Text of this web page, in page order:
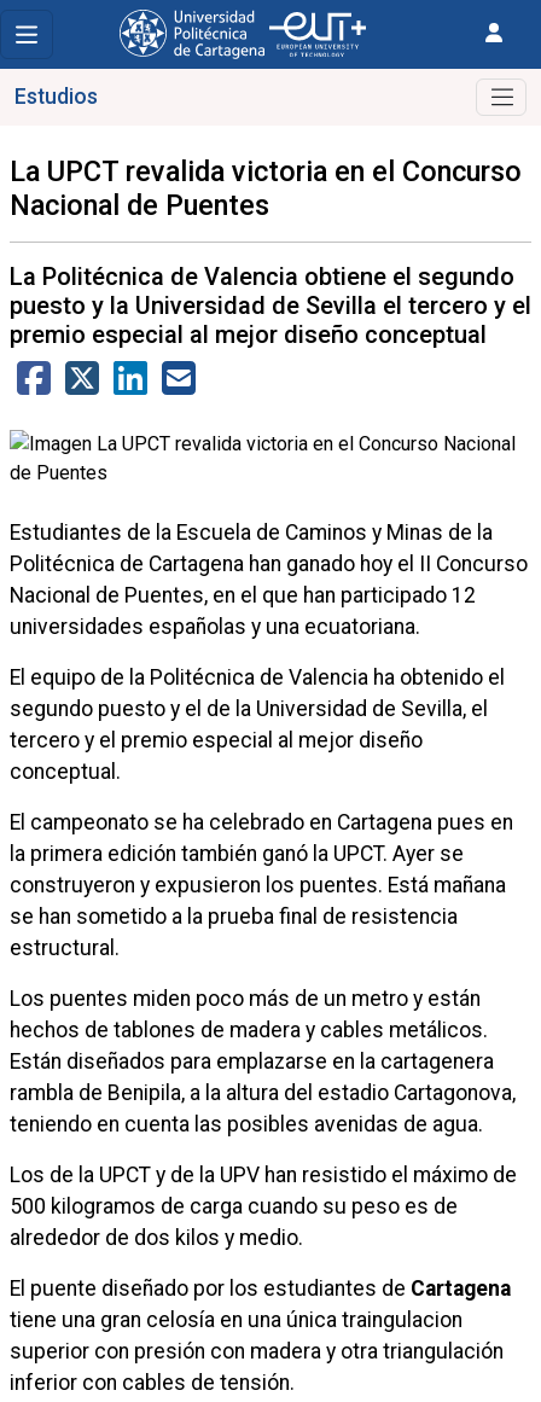
Estudios
La UPCT revalida victoria en el Concurso
Nacional de Puentes
La Politécnica de Valencia obtiene el segundo
puesto y la Universidad de Sevilla el tercero y el
premio especial al mejor diseño conceptual
Estudiantes de la Escuela de Caminos y Minas de la
Politécnica de Cartagena han ganado hoy el II Concurso
Nacional de Puentes, en el que han participado 12
universidades españolas y una ecuatoriana.
El equipo de la Politécnica de Valencia ha obtenido el
segundo puesto y el de la Universidad de Sevilla, el
tercero y el premio especial al mejor diseño
conceptual.
El campeonato se ha celebrado en Cartagena pues en
la primera edición también ganó la UPCT. Ayer se
construyeron y expusieron los puentes. Está mañana
se han sometido a la prueba final de resistencia
estructural.
Los puentes miden poco más de un metro y están
hechos de tablones de madera y cables metálicos.
Están diseñados para emplazarse en la cartagenera
rambla de Benipila, a la altura del estadio Cartagonova,
teniendo en cuenta las posibles avenidas de agua.
Los de la UPCT y de la UPV han resistido el máximo de
500 kilogramos de carga cuando su peso es de
alrededor de dos kilos y medio.
El puente diseñado por los estudiantes de Cartagena
tiene una gran celosía en una única traingulacion
superior con presión con madera y otra triangulación
inferior con cables de tensión.